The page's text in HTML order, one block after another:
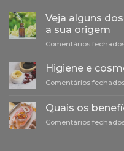
Veja alguns
a sua origem
Comentários
Higiene e
Comentários
Quais os
Comentários